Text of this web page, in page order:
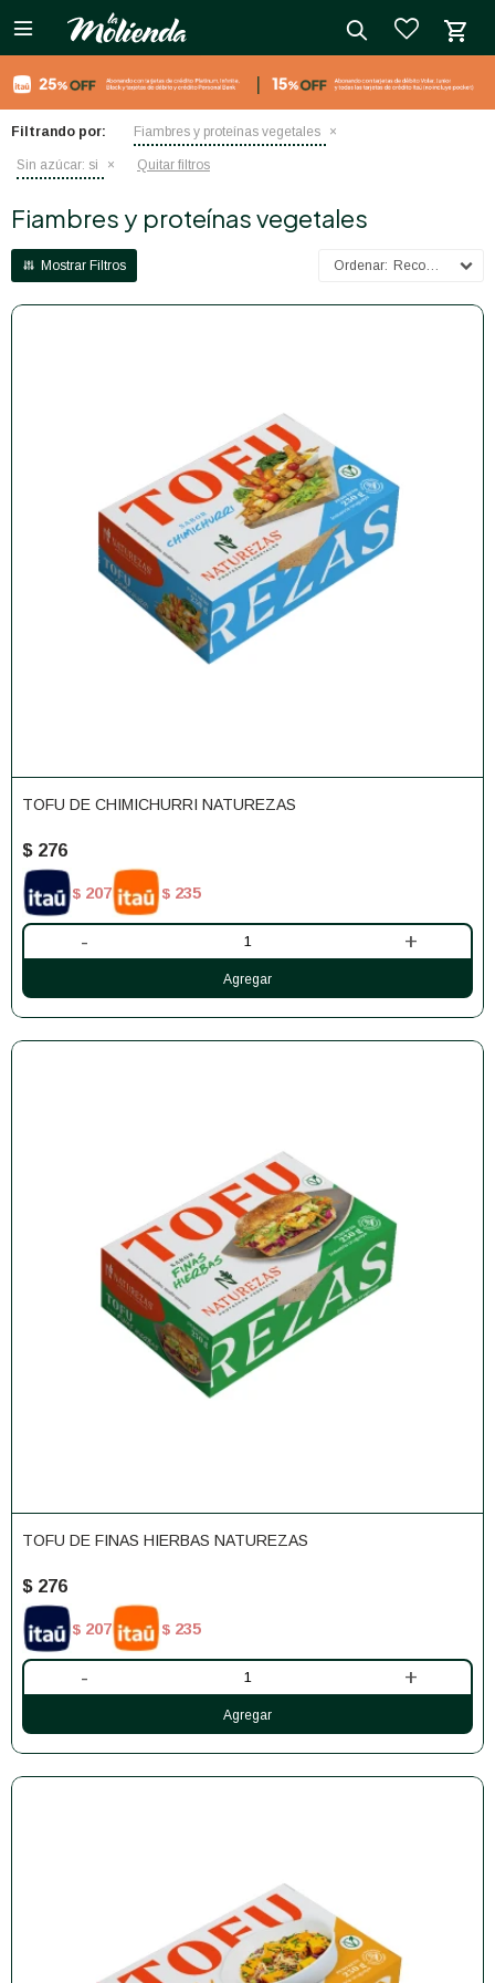

Filtrando por: Fiambres y proteínas vegetales
Sin azúcar: si Quitar filtros
Fiambres y proteínas vegetales
Recomendados
TOFU DE CHIMICHURRI NATUREZAS
$ 276
$ 207 $ 235
- +
TOFU DE FINAS HIERBAS NATUREZAS
$ 276
$ 207 $ 235
- +